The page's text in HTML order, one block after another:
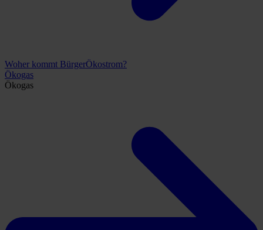
Woher kommt BürgerÖkostrom?
Ökogas
Ökogas